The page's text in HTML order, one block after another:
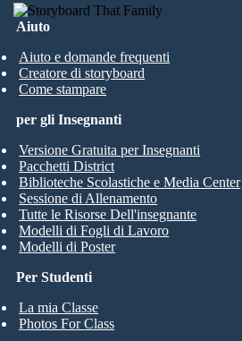
Aiuto
Aiuto e domande frequenti
Creatore di storyboard
Come stampare
Per Studenti
La mia Classe
Photos For Class
per gli Insegnanti
Versione Gratuita per Insegnanti
Pacchetti District
Biblioteche Scolastiche e Media Center
Sessione di Allenamento
Tutte le Risorse Dell'insegnante
Modelli di Fogli di Lavoro
Modelli di Poster